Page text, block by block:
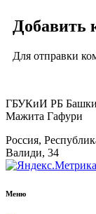
Добавить
Для отправки
ГБУКиИ РБ
Мажита Гафури
Россия,
Валиди, 34
Меню